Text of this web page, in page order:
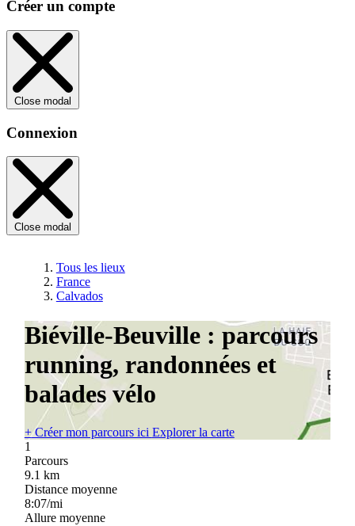
Créer un compte
Close modal
Connexion
Close modal
Tous les lieux
France
Calvados
Biéville-Beuville : parcours
running, randonnées et
balades vélo
+Créer mon parcours ici Explorer la carte
1
Parcours
9.1 km
Distance moyenne
8:07/mi
Allure moyenne